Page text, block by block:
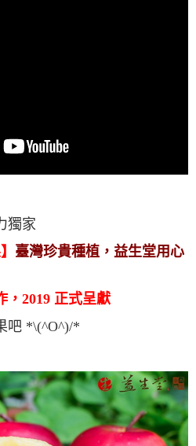
獨家
臺灣珍貴種植，益生堂用心
，2019 正式呈獻
吧 *\(^O^)/*